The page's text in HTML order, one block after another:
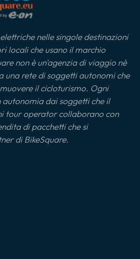
nelle singole destinazioni
locali che usano il marchio
non è un'agenzia di viaggio nè
una rete di soggetti autonomi che
il cicloturismo. Ogni
dai soggetti che il
tour operator collaborano con
di pacchetti che si
di BikeSquare.